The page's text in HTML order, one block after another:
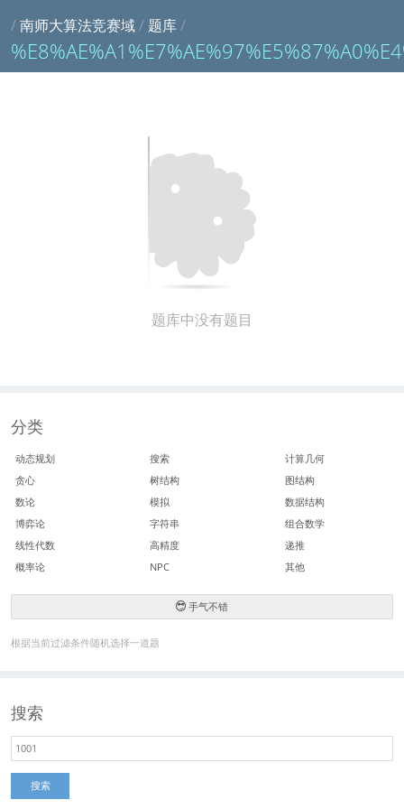
/南师大算法竞赛域/ 题库/
题库中没有题目
分类
动态规划 搜索
计算几何
贪心
树结构
图结构
数论
模拟
数据结构
博弈论
字符串
组合数学
线性代数
高精度
递推
概率论
NPC 其他
手气不错
根据当前过滤条件随机选择一道题
搜索
搜索